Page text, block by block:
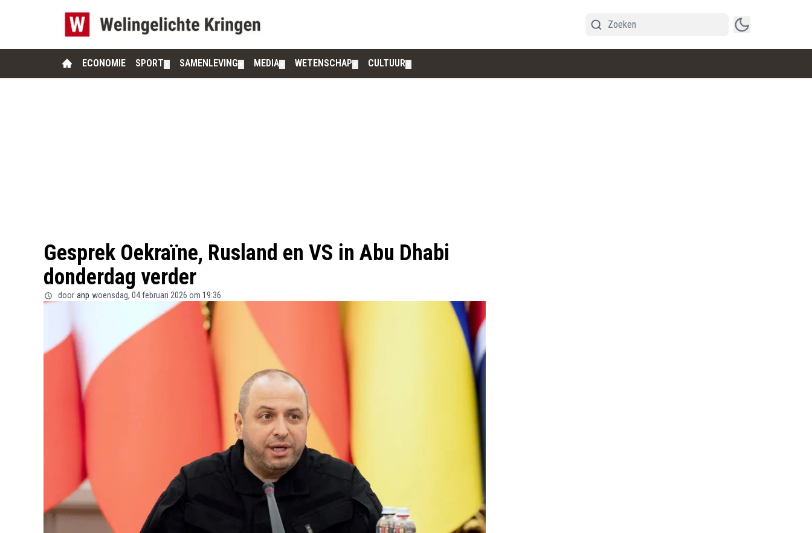
ECONOMIE SPORT SAMENLEVING MEDIA WETENSCHAP CULTUUR
Gesprek Oekraïne, Rusland en VS in Abu Dhabi
donderdag verder
door anp woensdag, 04 februari 2026 om 19:36